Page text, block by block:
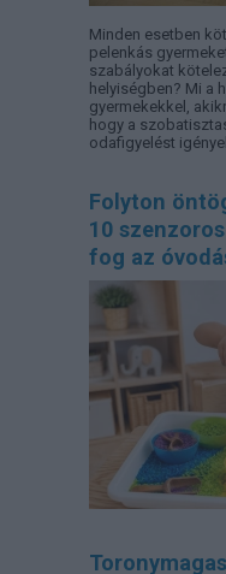
Minden esetben
pelenkás
szabályokat
helyiségben? Mi a
gyermekekkel,
hogy a
odafigyelést
Folyton
10
fog az